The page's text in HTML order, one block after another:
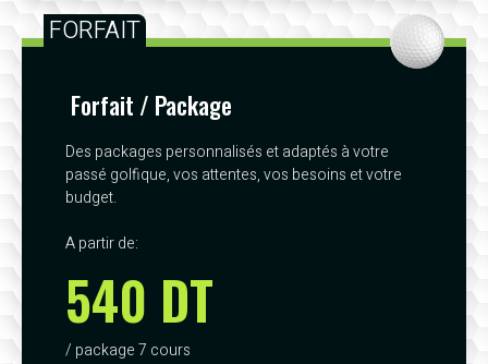
FORFAIT
Forfait / Package
Des packages personnalisés et adaptés à votre
passé golfique, vos attentes, vos besoins et votre
budget.
A partir de:
540 DT
/ package 7 cours